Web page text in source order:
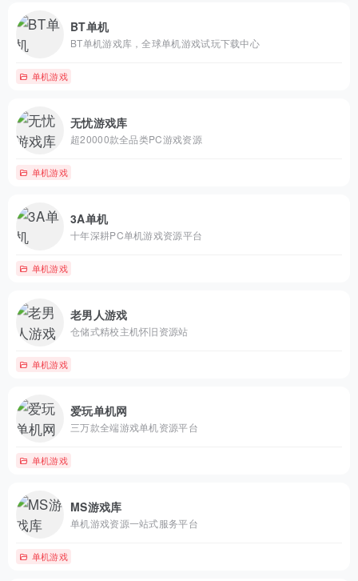
BT单机
BT单机游戏库，全球单机游戏试玩下载中心
单机游戏
无忧游戏库
超20000款全品类PC游戏资源
单机游戏
3A单机
十年深耕PC单机游戏资源平台
单机游戏
老男人游戏
仓储式精校主机怀旧资源站
单机游戏
爱玩单机网
三万款全端游戏单机资源平台
单机游戏
MS游戏库
单机游戏资源一站式服务平台
单机游戏